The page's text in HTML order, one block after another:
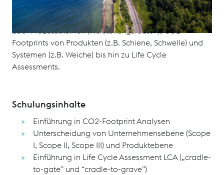
Maßnahmen zu dessen Reduktion beleuchtet. Die
Inhalte reichen von den grundsätzlichen Definitionen
über Prozessthemen (Herstellungsrouten), CO2-
Footprints von Produkten (z.B. Schiene, Schwelle) und
Systemen (z.B. Weiche) bis hin zu Life Cycle
Assessments.
Schulungsinhalte
Einführung in CO2-Footprint Analysen
Unterscheidung von Unternehmensebene (Scope
I, Scope II, Scope III) und Produktebene
Einführung in Life Cycle Assessment LCA („cradle-
to-gate” und “cradle-to-grave”)